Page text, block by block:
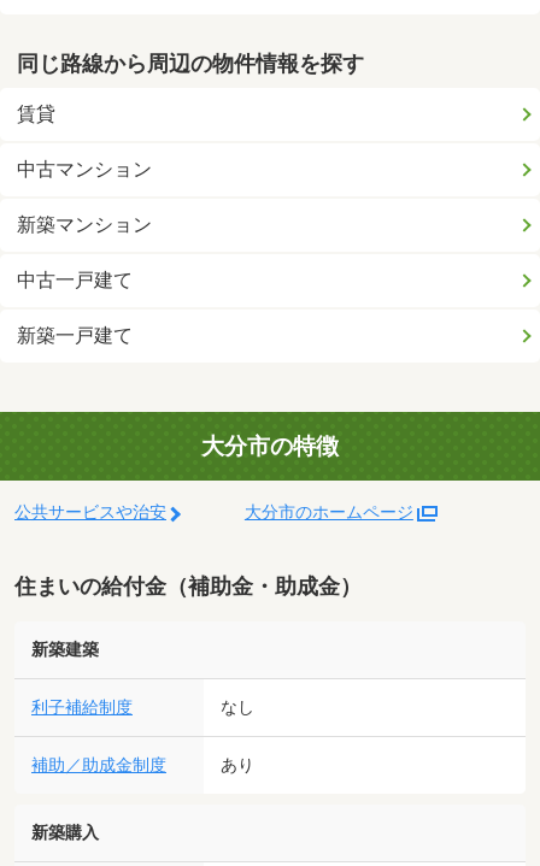
同じ路線から周辺の物件情報を探す
賃貸
中古マンション
新築マンション
中古一戸建て
新築一戸建て
大分市の特徴
公共サービスや治安 大分市のホームページ
住まいの給付金（補助金・助成金）
新築建築
利子補給制度 なし
補助／助成金制度 あり
新築購入